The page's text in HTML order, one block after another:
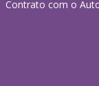
Contrato com o